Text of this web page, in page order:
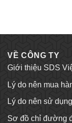
VỀ CÔNG TY
Giới thiệu SDS
Lý do nên mua
Lý do nên sử
Sơ đồ chỉ đường